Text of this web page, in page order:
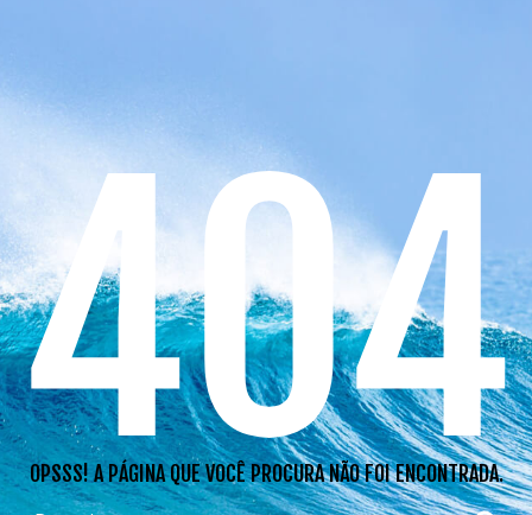
404
OPSSS! A PÁGINA QUE VOCÊ PROCURA NÃO FOI ENCONTRADA.